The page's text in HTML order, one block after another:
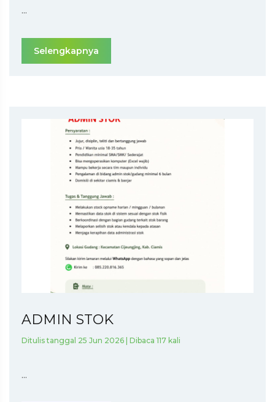
...
Selengkapnya
ADMIN STOK
Ditulis tanggal 25 Jun 2026 | Dibaca 117 kali
...